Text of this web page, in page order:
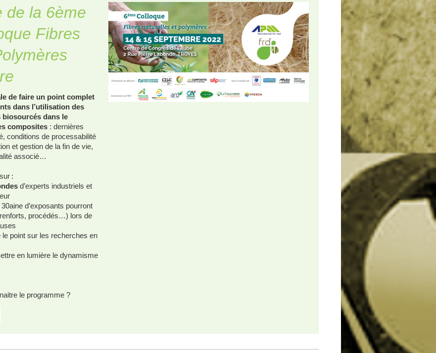
de la 6ème
Fibres
de faire un point complet
dans l’utilisation des
dans le
composites : dernières
conditions de processabilité
et gestion de la fin de vie,
associé…
:
d’experts industriels et
d’exposants pourront
procédés…) lors de
le point sur les recherches en
en lumière le dynamisme
le programme ?